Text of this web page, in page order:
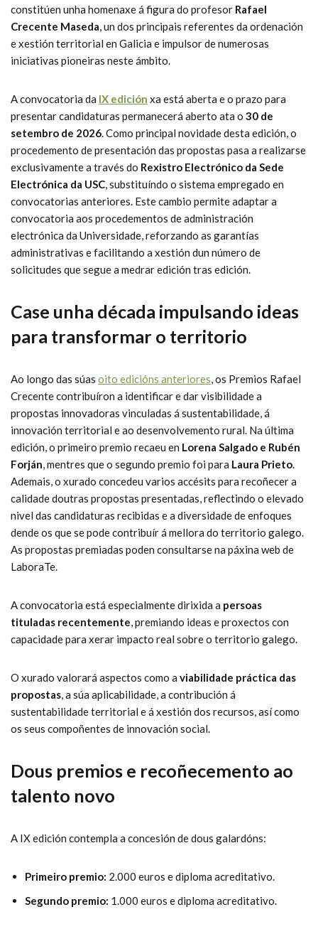
constitúen unha homenaxe á figura do profesor Rafael
Crecente Maseda, un dos principais referentes da ordenación
e xestión territorial en Galicia e impulsor de numerosas
iniciativas pioneiras neste ámbito.
A convocatoria da IX edición xa está aberta e o prazo para
presentar candidaturas permanecerá aberto ata o 30 de
setembro de 2026. Como principal novidade desta edición, o
procedemento de presentación das propostas pasa a realizarse
exclusivamente a través do Rexistro Electrónico da Sede
Electrónica da USC, substituíndo o sistema empregado en
convocatorias anteriores. Este cambio permite adaptar a
convocatoria aos procedementos de administración
electrónica da Universidade, reforzando as garantías
administrativas e facilitando a xestión dun número de
solicitudes que segue a medrar edición tras edición.
Case unha década impulsando ideas
para transformar o territorio
Ao longo das súas oito edicións anteriores, os Premios Rafael
Crecente contribuíron a identificar e dar visibilidade a
propostas innovadoras vinculadas á sustentabilidade, á
innovación territorial e ao desenvolvemento rural. Na última
edición, o primeiro premio recaeu en Lorena Salgado e Rubén
Forján, mentres que o segundo premio foi para Laura Prieto.
Ademais, o xurado concedeu varios accésits para recoñecer a
calidade doutras propostas presentadas, reflectindo o elevado
nivel das candidaturas recibidas e a diversidade de enfoques
dende os que se pode contribuír á mellora do territorio galego.
As propostas premiadas poden consultarse na páxina web de
LaboraTe.
A convocatoria está especialmente dirixida a persoas
tituladas recentemente, premiando ideas e proxectos con
capacidade para xerar impacto real sobre o territorio galego.
O xurado valorará aspectos como a viabilidade práctica das
propostas, a súa aplicabilidade, a contribución á
sustentabilidade territorial e á xestión dos recursos, así como
os seus compoñentes de innovación social.
Dous premios e recoñecemento ao
talento novo
A IX edición contempla a concesión de dous galardóns:
Primeiro premio: 2.000 euros e diploma acreditativo.
Segundo premio: 1.000 euros e diploma acreditativo.